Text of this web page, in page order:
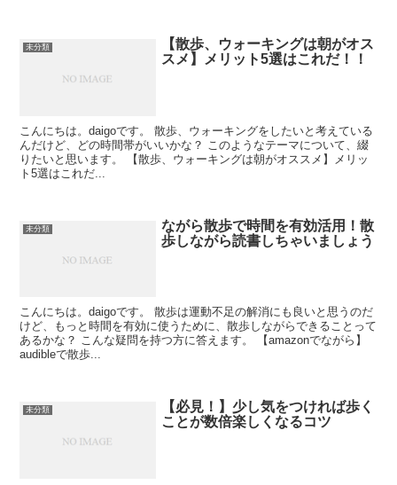
未分類
【散歩、ウォーキングは朝がオス
スメ】メリット5選はこれだ！！
こんにちは。daigoです。 散歩、ウォーキングをしたいと考えている
んだけど、どの時間帯がいいかな？ このようなテーマについて、綴
りたいと思います。 【散歩、ウォーキングは朝がオススメ】メリッ
ト5選はこれだ...
未分類
ながら散歩で時間を有効活用！散
歩しながら読書しちゃいましょう
こんにちは。daigoです。 散歩は運動不足の解消にも良いと思うのだ
けど、もっと時間を有効に使うために、散歩しながらできることって
あるかな？ こんな疑問を持つ方に答えます。 【amazonでながら】
audibleで散歩...
未分類
【必見！】少し気をつければ歩く
ことが数倍楽しくなるコツ